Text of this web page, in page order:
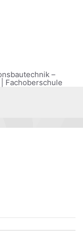
–
Fachoberschule